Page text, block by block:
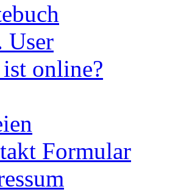
User
online?
Formular